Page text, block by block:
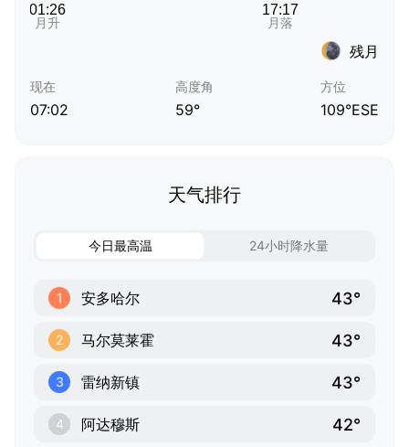
残月
现在
07:02
高度角
59°
方位
109°ESE
天气排行
今日最高温 24小时降水量
1 安多哈尔 43°
2 马尔莫莱霍 43°
3 雷纳新镇 43°
4 阿达穆斯 42°